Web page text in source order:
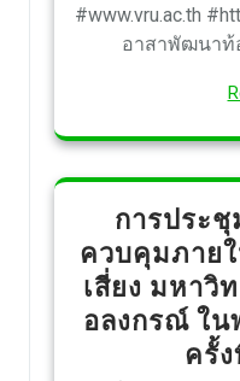
#www.vru.ac.th
อาสาพัฒนาท้
การประ
ควบคุมภาย
เสี่ยง มหาวิ
อลงกรณ์ ใ
ครั้